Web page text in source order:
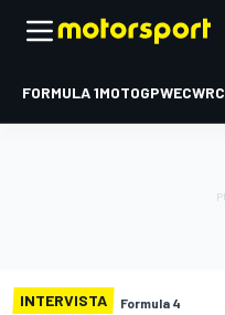
FORMULA 1MOTOGPWECWRC
INTERVISTA Formula 4